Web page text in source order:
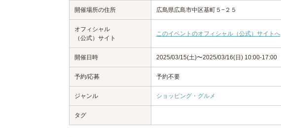
開催場所の住所 広島県広島市中区基町５−２５
オフィシャル
（公式）サイト
このイベントのオフィシャル（公式）サイトへ
開催日時 2025/03/15(土)〜2025/03/16(日) 10:00-17:00
予約/応募 予約不要
ジャンル ショッピング・グルメ
タグ